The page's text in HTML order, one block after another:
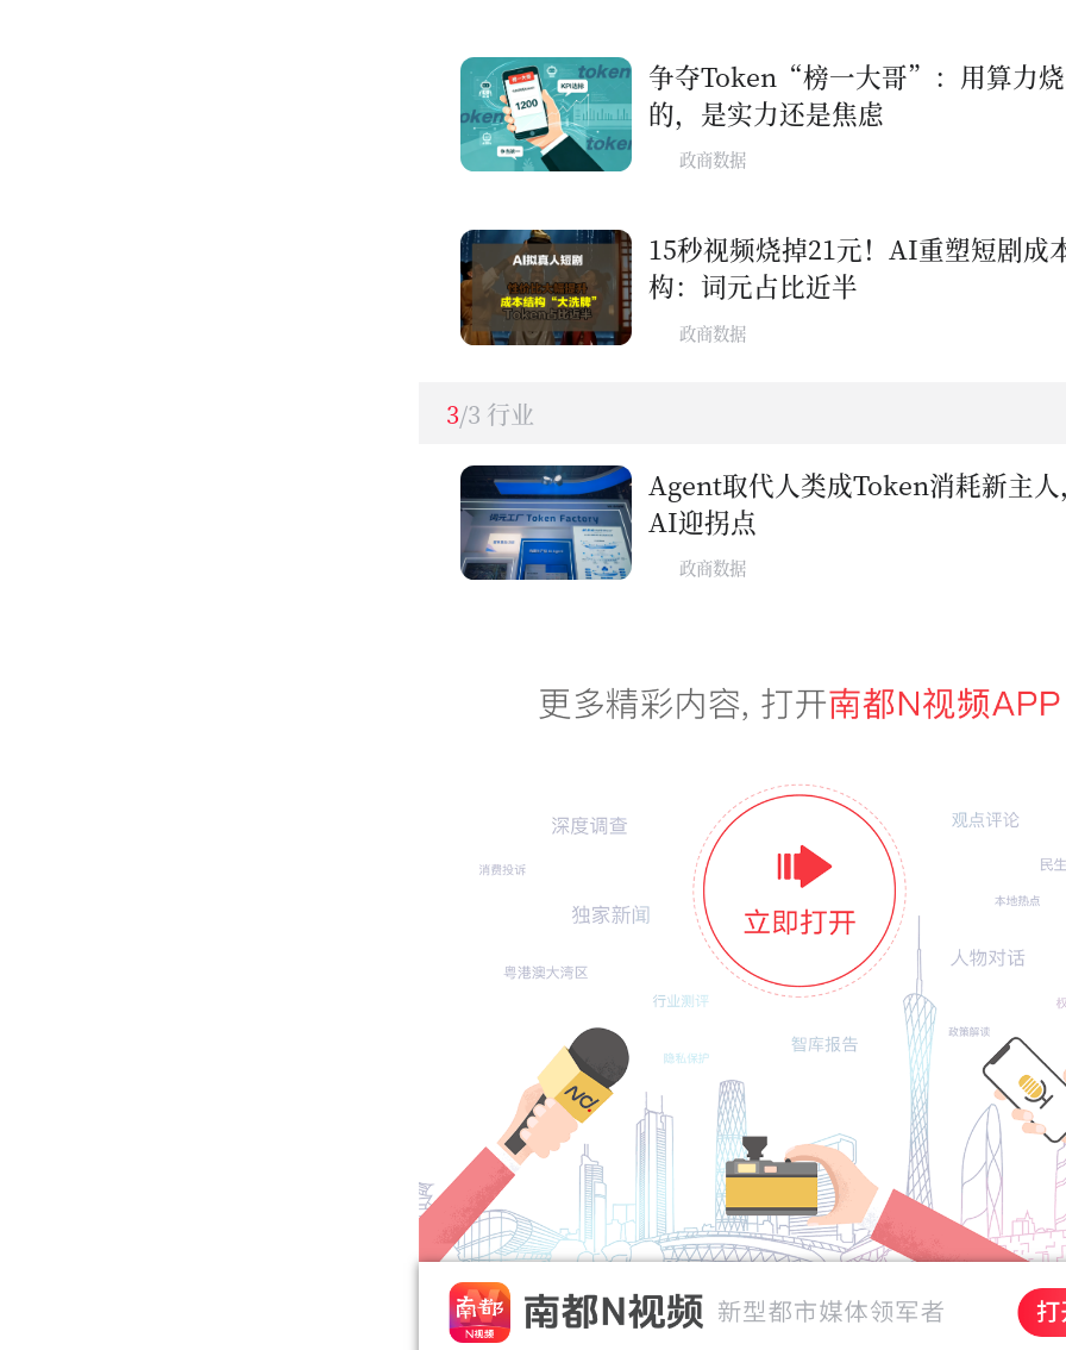
争夺Token“榜一大哥”：用算力
的，是实力还是焦虑
政商数据
15秒视频烧掉21元！AI重塑短剧成
构：词元占比近半
政商数据
3/3 行业
Agent取代人类成Token消耗新主
AI迎拐点
政商数据